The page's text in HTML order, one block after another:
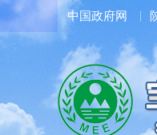
中国政府网